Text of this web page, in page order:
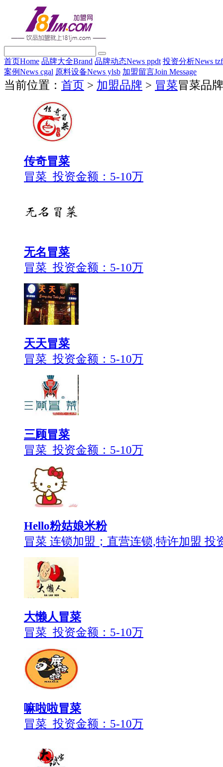
首页Home 品牌大全Brand 品牌动态News ppdt 投资分析News
案例News cgal 原料设备News ylsb 加盟留言Join Message
当前位置： 首页 > 加盟品牌 > 冒菜冒菜品牌
传奇冒菜
冒菜 投资金额： 5-10万
无名冒菜
冒菜 投资金额： 5-10万
天天冒菜
冒菜 投资金额： 5-10万
三顾冒菜
冒菜 投资金额： 5-10万
Hello粉姑娘米粉
冒菜 连锁加盟；直营连锁,特许加盟 投
大懒人冒菜
冒菜 投资金额： 5-10万
嘛啦啦冒菜
冒菜 投资金额： 5-10万